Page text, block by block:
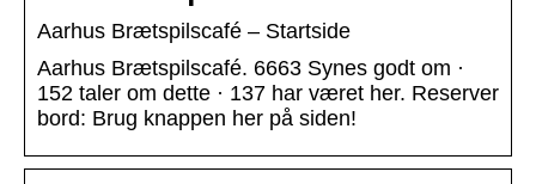
Aarhus Brætspilscafé – Startside
Aarhus Brætspilscafé. 6663 Synes godt om ·
152 taler om dette · 137 har været her. Reserver
bord: Brug knappen her på siden!